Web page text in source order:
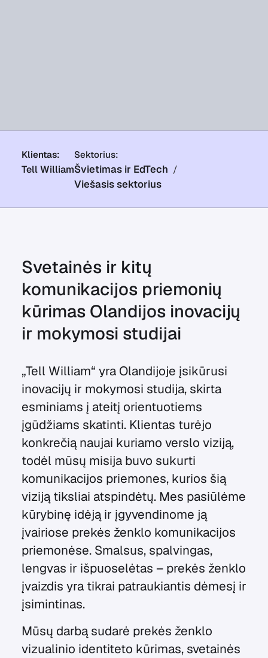
Klientas:
Tell William
Sektorius:
Švietimas ir EdTech
Viešasis sektorius
Svetainės ir kitų
komunikacijos priemonių
kūrimas Olandijos inovacijų
ir mokymosi studijai
„Tell William“ yra Olandijoje įsikūrusi
inovacijų ir mokymosi studija, skirta
esminiams į ateitį orientuotiems
įgūdžiams skatinti. Klientas turėjo
konkrečią naujai kuriamo verslo viziją,
todėl mūsų misija buvo sukurti
komunikacijos priemones, kurios šią
viziją tiksliai atspindėtų. Mes pasiūlėme
kūrybinę idėją ir įgyvendinome ją
įvairiose prekės ženklo komunikacijos
priemonėse. Smalsus, spalvingas,
lengvas ir išpuoselėtas – prekės ženklo
įvaizdis yra tikrai patraukiantis dėmesį ir
įsimintinas.
Mūsų darbą sudarė prekės ženklo
vizualinio identiteto kūrimas, svetainės